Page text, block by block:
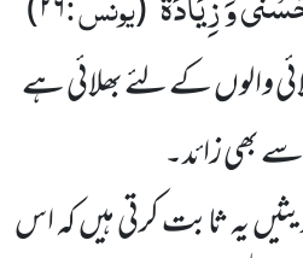
والوں کے لئے بھلائی ہے
بھی زائد۔
یہ ثابت کرتی ہیں کہ اس